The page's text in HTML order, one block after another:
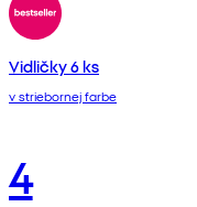
Vidličky 6 ks
v striebornej farbe
4